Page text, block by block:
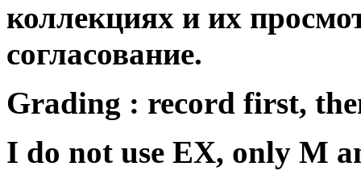
коллекциях и их
согласование.
Grading : record first,
I do not use EX, only M